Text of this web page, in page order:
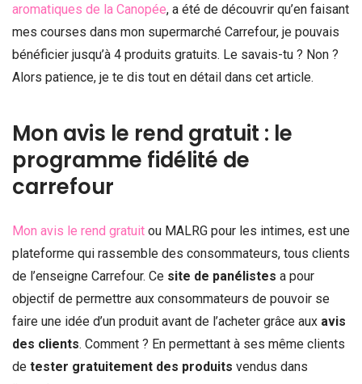
aromatiques de la Canopée, a été de découvrir qu’en faisant
mes courses dans mon supermarché Carrefour, je pouvais
bénéficier jusqu’à 4 produits gratuits. Le savais-tu ? Non ?
Alors patience, je te dis tout en détail dans cet article.
Mon avis le rend gratuit : le
programme fidélité de
carrefour
Mon avis le rend gratuit ou MALRG pour les intimes, est une
plateforme qui rassemble des consommateurs, tous clients
de l’enseigne Carrefour. Ce site de panélistes a pour
objectif de permettre aux consommateurs de pouvoir se
faire une idée d’un produit avant de l’acheter grâce aux avis
des clients. Comment ? En permettant à ses même clients
de tester gratuitement des produits vendus dans